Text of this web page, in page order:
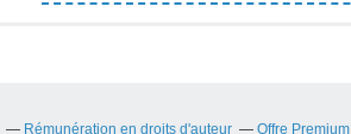
Rémunération en droits d'auteur Offre Premium